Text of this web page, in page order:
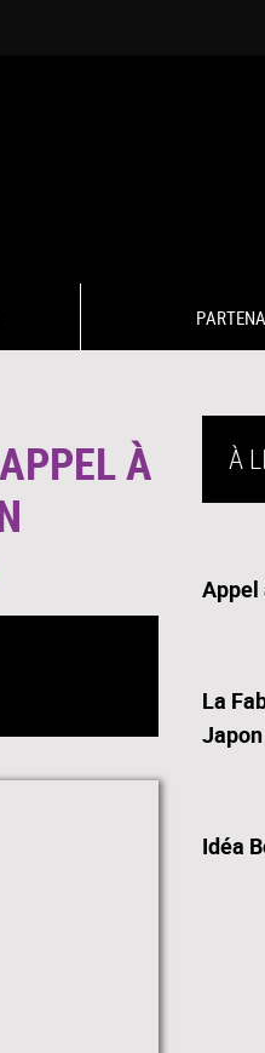
À
À
Appel
La
Japon
Idéa